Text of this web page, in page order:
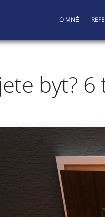
O MNĚ
byt?